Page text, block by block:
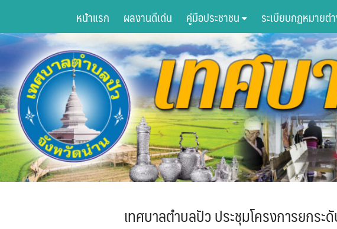
content
หน้าแรก ผลงานดีเด่น คู่มือประชาชน ระเบียบกฏหมายต่
เทศบาลตำบลปัว ประชุมโครงการยก